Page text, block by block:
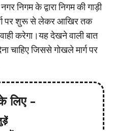
निगम के द्वारा निगम की गाड़ी
पर शुरू से लेकर आखिर तक
करेगा।यह देखने वाली बात
चाहिए जिससे गोखले मार्ग पर
लिए -